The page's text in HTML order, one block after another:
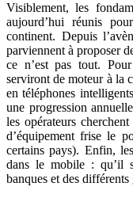
Visiblement, les
aujourd’hui réunis
continent. Depuis
parviennent à proposer
ce n’est pas tout.
serviront de moteur à la
en téléphones
une progression
les opérateurs
d’équipement frise le
certains pays). Enfin,
dans le mobile : qu’il
banques et des différents